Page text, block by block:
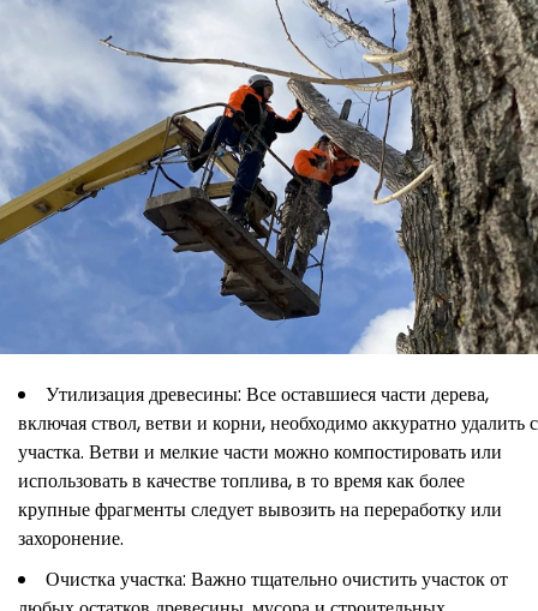
Утилизация древесины: Все оставшиеся части дерева,
включая ствол, ветви и корни, необходимо аккуратно удалить с
участка. Ветви и мелкие части можно компостировать или
использовать в качестве топлива, в то время как более
крупные фрагменты следует вывозить на переработку или
захоронение.
Очистка участка: Важно тщательно очистить участок от